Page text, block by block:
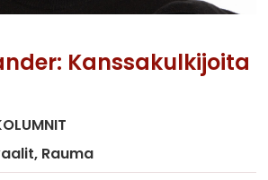
Kanssakulkijoita
Rauma